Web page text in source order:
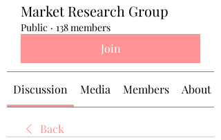
Market Research Group
Public · 138 members
Join
Discussion Media Members About
Back